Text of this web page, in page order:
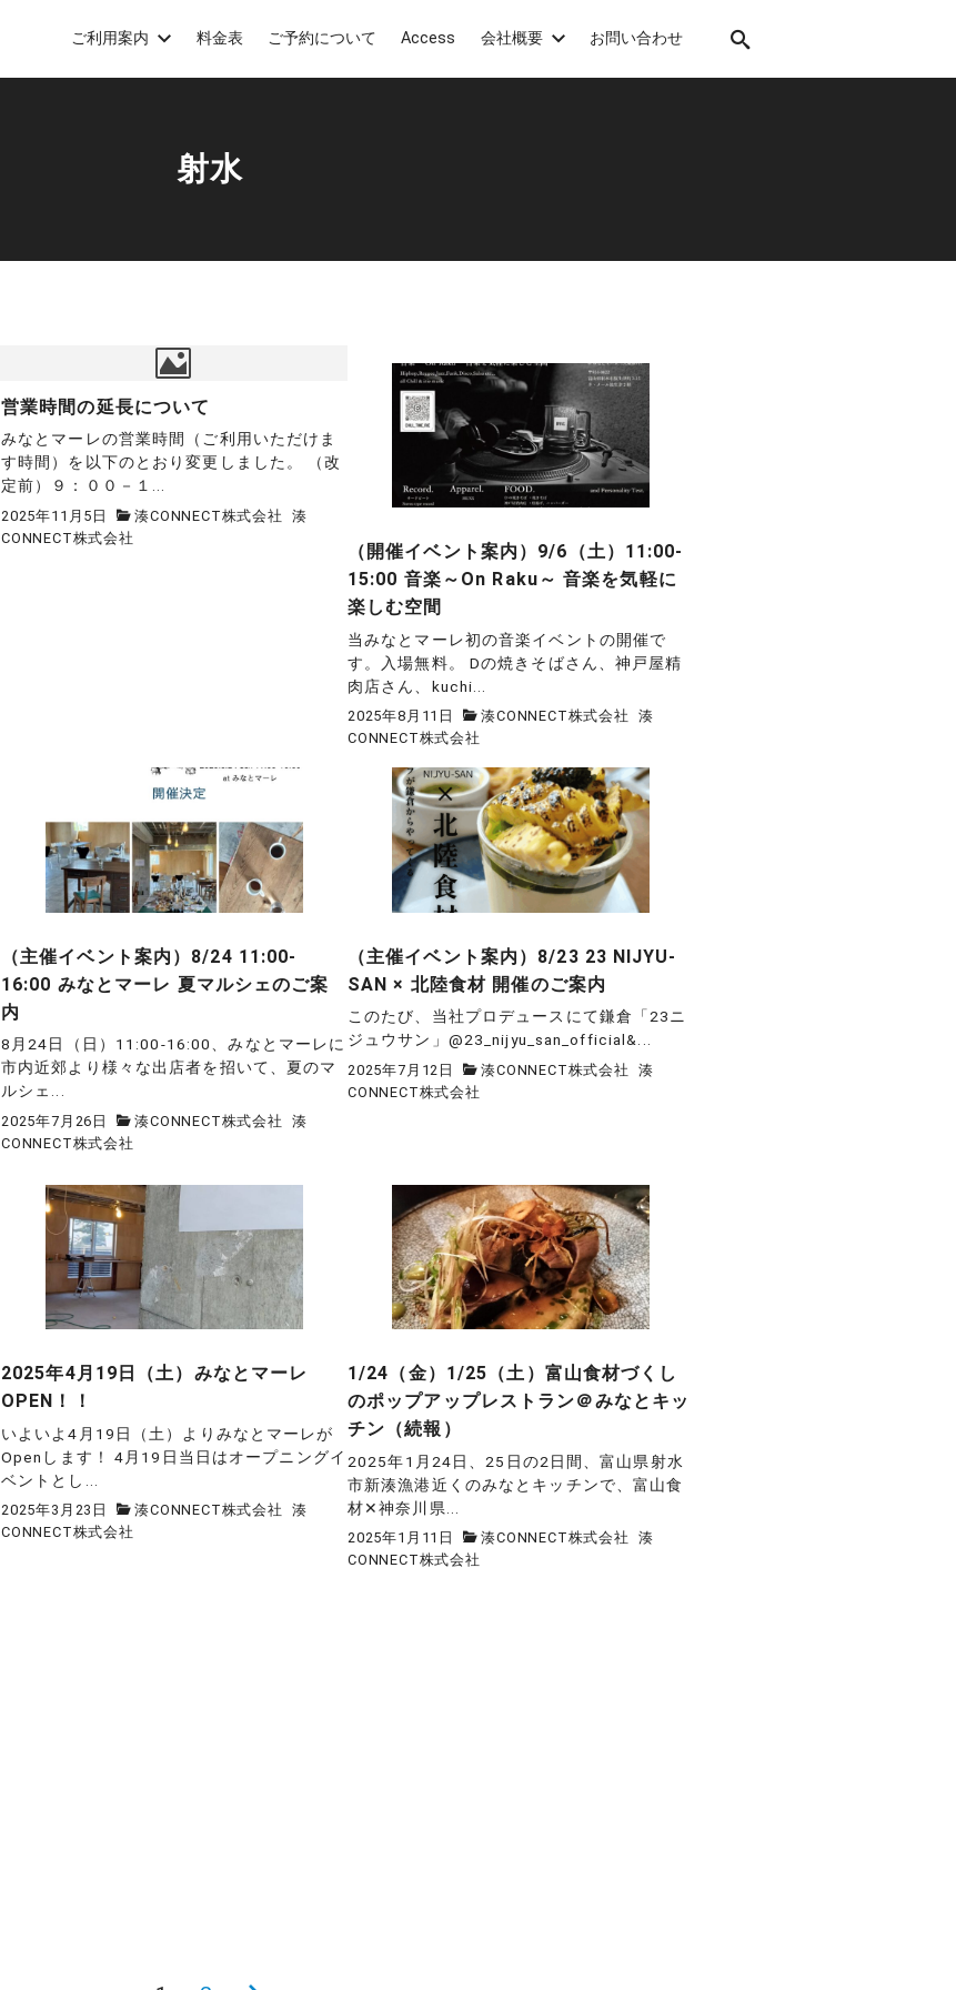
ご利用案内 料金表 ご予約について Access 会社概要 お問い合わせ
射水
営業時間の延長について
みなとマーレの営業時間（ご利用いただけま
す時間）を以下のとおり変更しました。 （改
定前）９：００－１...
2025年11月5日 湊CONNECT株式会社
湊
CONNECT株式会社
（開催イベント案内）9/6（土）11:00-
15:00 音楽～On Raku～ 音楽を気軽に
楽しむ空間
当みなとマーレ初の音楽イベントの開催で
す。入場無料。 Dの焼きそばさん、神戸屋精
肉店さん、kuchi...
2025年8月11日 湊CONNECT株式会社
湊
CONNECT株式会社
（主催イベント案内）8/24 11:00-
16:00 みなとマーレ 夏マルシェのご案
内
8月24日（日）11:00-16:00、みなとマーレに
市内近郊より様々な出店者を招いて、夏のマ
ルシェ...
2025年7月26日 湊CONNECT株式会社
湊
CONNECT株式会社
（主催イベント案内）8/23 23 NIJYU-
SAN × 北陸食材 開催のご案内
このたび、当社プロデュースにて鎌倉「23ニ
ジュウサン」@23_nijyu_san_official&...
2025年7月12日 湊CONNECT株式会社
湊
CONNECT株式会社
2025年4月19日（土）みなとマーレ
OPEN！！
いよいよ4月19日（土）よりみなとマーレが
Openします！ 4月19日当日はオープニングイ
ベントとし...
2025年3月23日 湊CONNECT株式会社
湊
CONNECT株式会社
1/24（金）1/25（土）富山食材づくし
のポップアップレストラン＠みなとキッ
チン（続報）
2025年1月24日、25日の2日間、富山県射水
市新湊漁港近くのみなとキッチンで、富山食
材✕神奈川県...
2025年1月11日 湊CONNECT株式会社
湊
CONNECT株式会社